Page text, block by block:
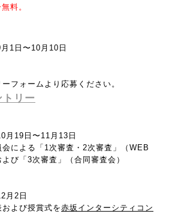
料。
1日〜10月10日
フォームより応募ください。
トリー
月19日〜11月13日
会による「1次審査・2次審査」（WEB
び「3次審査」（合同審査会）
月2日
よび授賞式を赤坂インターシティコン